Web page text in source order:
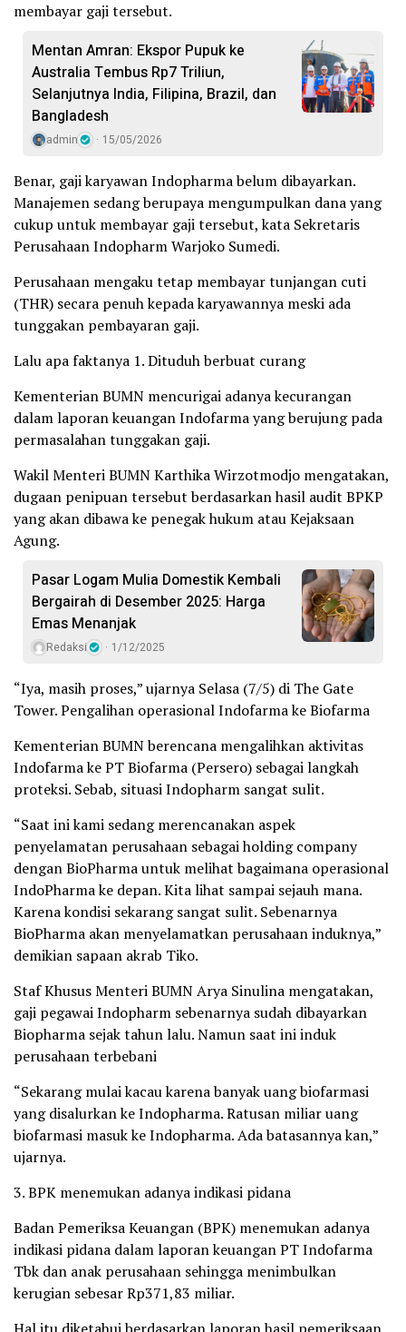
membayar gaji tersebut.
Mentan Amran: Ekspor Pupuk ke
Australia Tembus Rp7 Triliun,
Selanjutnya India, Filipina, Brazil, dan
Bangladesh
admin 15/05/2026
Benar, gaji karyawan Indopharma belum dibayarkan.
Manajemen sedang berupaya mengumpulkan dana yang
cukup untuk membayar gaji tersebut, kata Sekretaris
Perusahaan Indopharm Warjoko Sumedi.
Perusahaan mengaku tetap membayar tunjangan cuti
(THR) secara penuh kepada karyawannya meski ada
tunggakan pembayaran gaji.
Lalu apa faktanya 1. Dituduh berbuat curang
Kementerian BUMN mencurigai adanya kecurangan
dalam laporan keuangan Indofarma yang berujung pada
permasalahan tunggakan gaji.
Wakil Menteri BUMN Karthika Wirzotmodjo mengatakan,
dugaan penipuan tersebut berdasarkan hasil audit BPKP
yang akan dibawa ke penegak hukum atau Kejaksaan
Agung.
Pasar Logam Mulia Domestik Kembali
Bergairah di Desember 2025: Harga
Emas Menanjak
Redaksi 1/12/2025
“Iya, masih proses,” ujarnya Selasa (7/5) di The Gate
Tower. Pengalihan operasional Indofarma ke Biofarma
Kementerian BUMN berencana mengalihkan aktivitas
Indofarma ke PT Biofarma (Persero) sebagai langkah
proteksi. Sebab, situasi Indopharm sangat sulit.
“Saat ini kami sedang merencanakan aspek
penyelamatan perusahaan sebagai holding company
dengan BioPharma untuk melihat bagaimana operasional
IndoPharma ke depan. Kita lihat sampai sejauh mana.
Karena kondisi sekarang sangat sulit. Sebenarnya
BioPharma akan menyelamatkan perusahaan induknya,”
demikian sapaan akrab Tiko.
Staf Khusus Menteri BUMN Arya Sinulina mengatakan,
gaji pegawai Indopharm sebenarnya sudah dibayarkan
Biopharma sejak tahun lalu. Namun saat ini induk
perusahaan terbebani
“Sekarang mulai kacau karena banyak uang biofarmasi
yang disalurkan ke Indopharma. Ratusan miliar uang
biofarmasi masuk ke Indopharma. Ada batasannya kan,”
ujarnya.
3. BPK menemukan adanya indikasi pidana
Badan Pemeriksa Keuangan (BPK) menemukan adanya
indikasi pidana dalam laporan keuangan PT Indofarma
Tbk dan anak perusahaan sehingga menimbulkan
kerugian sebesar Rp371,83 miliar.